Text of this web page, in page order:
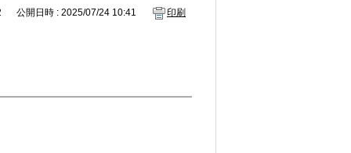
公開日時 : 2025/07/24 10:41 印刷